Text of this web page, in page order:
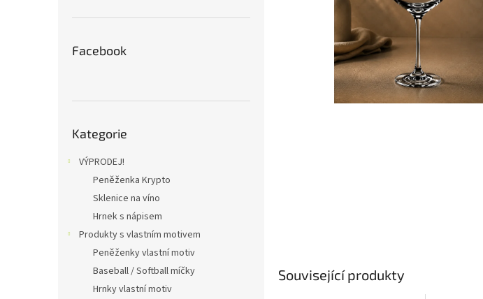
Facebook
kategorie
Kategorie
VÝPRODEJ!
Peněženka Krypto
Sklenice na víno
Hrnek s nápisem
Produkty s vlastním motivem
Peněženky vlastní motiv
Baseball / Softball míčky
Hrnky vlastní motiv
Související produkty